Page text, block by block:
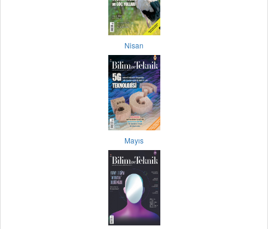
Nisan
Mayıs